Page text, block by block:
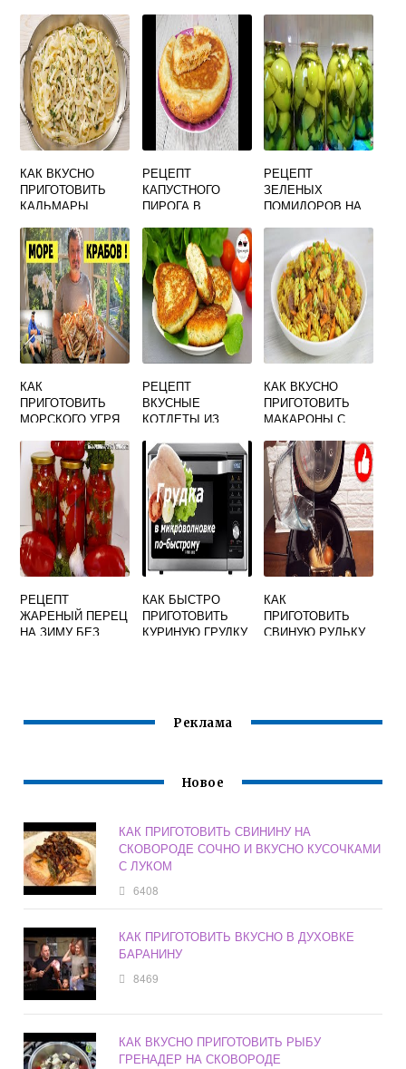
КАК ВКУСНО
ПРИГОТОВИТЬ
КАЛЬМАРЫ
РЕЦЕПТ
КАПУСТНОГО
ПИРОГА В
БЫСТРО И
ВКУСНО
РЕЦЕПТ
ЗЕЛЕНЫХ
ПОМИДОРОВ НА
ВКУСНЫЕ КАК В
МАГАЗИНЕ
КАК
ПРИГОТОВИТЬ
МОРСКОГО УГРЯ
РЕЦЕПТ
ВКУСНЫЕ
КОТЛЕТЫ ИЗ
КАК ВКУСНО
ПРИГОТОВИТЬ
МАКАРОНЫ С
РЕЦЕПТ
ЖАРЕНЫЙ ПЕРЕЦ
НА ЗИМУ БЕЗ
КАК БЫСТРО
ПРИГОТОВИТЬ
КУРИНУЮ ГРУДКУ
КАК
ПРИГОТОВИТЬ
СВИНУЮ РУЛЬКУ
Реклама
Новое
КАК ПРИГОТОВИТЬ СВИНИНУ НА
СКОВОРОДЕ СОЧНО И ВКУСНО КУСОЧКАМИ
С ЛУКОМ
6408
КАК ПРИГОТОВИТЬ ВКУСНО В ДУХОВКЕ
БАРАНИНУ
8469
КАК ВКУСНО ПРИГОТОВИТЬ РЫБУ
ГРЕНАДЕР НА СКОВОРОДЕ